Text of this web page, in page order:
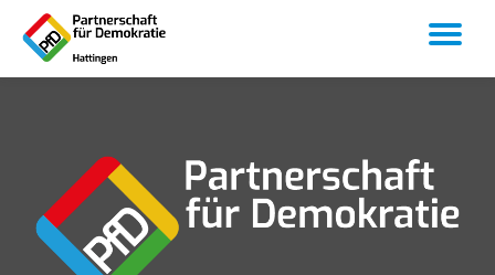
to